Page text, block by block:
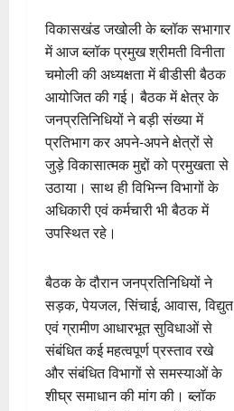
विकासखंड जखोली के ब्लॉक सभागार
में आज ब्लॉक प्रमुख श्रीमती विनीता
चमोली की अध्यक्षता में बीडीसी बैठक
आयोजित की गई। बैठक में क्षेत्र के
जनप्रतिनिधियों ने बड़ी संख्या में
प्रतिभाग कर अपने-अपने क्षेत्रों से
जुड़े विकासात्मक मुद्दों को प्रमुखता से
उठाया। साथ ही विभिन्न विभागों के
अधिकारी एवं कर्मचारी भी बैठक में
उपस्थित रहे।
बैठक के दौरान जनप्रतिनिधियों ने
सड़क, पेयजल, सिंचाई, आवास, विद्युत
एवं ग्रामीण आधारभूत सुविधाओं से
संबंधित कई महत्वपूर्ण प्रस्ताव रखे
और संबंधित विभागों से समस्याओं के
शीघ्र समाधान की मांग की। ब्लॉक